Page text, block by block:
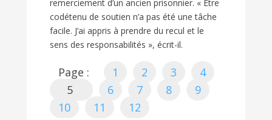
remerciement d’un ancien prisonnier. « Être
codétenu de soutien n’a pas été une tâche
facile. J’ai appris à prendre du recul et le
sens des responsabilités », écrit-il.
Page : 1 2 3
4
5
6 7 8
9
10
11 12